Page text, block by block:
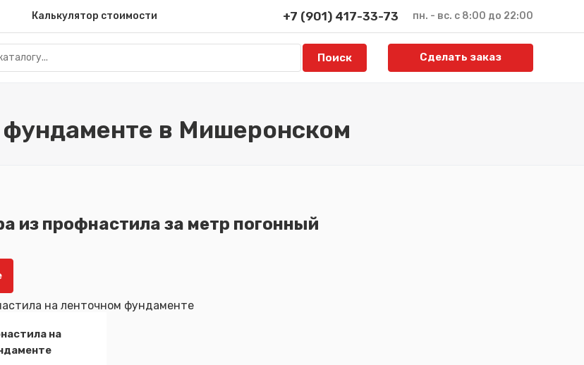
Калькулятор стоимости +7 (901) 417-33-73 пн. - вс. с 8:00 до 22:00
Сделать заказ
в Мишеронском
из профнастила за метр погонный
на